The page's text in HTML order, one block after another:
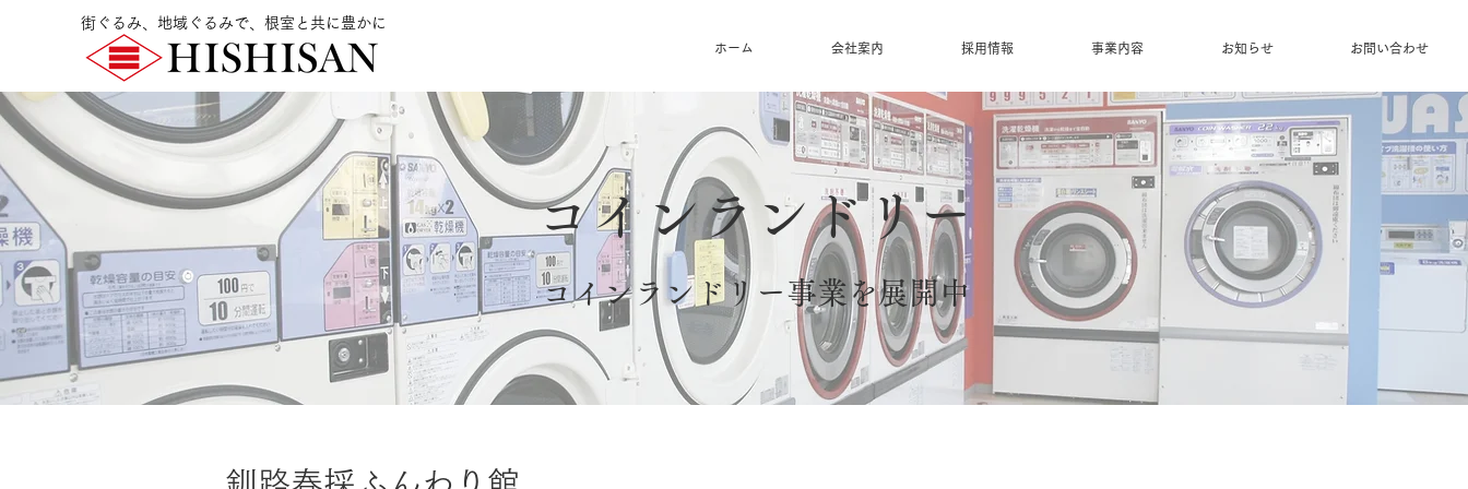
街ぐるみ、地域ぐるみで、根室と共に豊かに
ホーム 会社案内 採用情報 事業内容 お知らせ お問い合わせ
コインランドリー
コインランドリー事業を展開中